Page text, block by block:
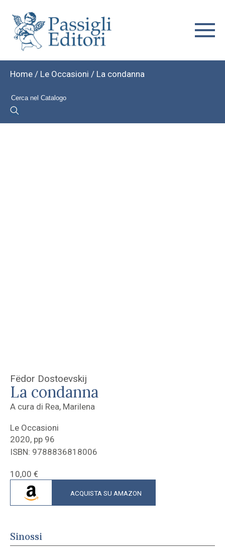
Home / Le Occasioni / La condanna
Fëdor Dostoevskij
La condanna
A cura di Rea, Marilena
Le Occasioni
2020, pp 96
ISBN: 9788836818006
10,00 €
ACQUISTA SU AMAZON
Sinossi